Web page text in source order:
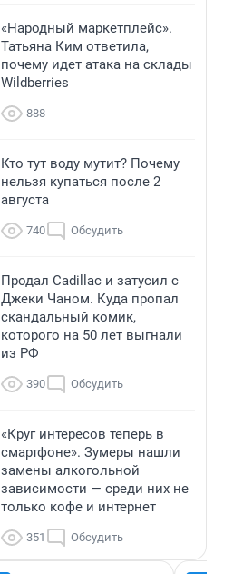
«Народный маркетплейс».
Татьяна Ким ответила,
почему идет атака на склады
Wildberries
888
Кто тут воду мутит? Почему
нельзя купаться после 2
августа
740 Обсудить
Продал Cadillac и затусил с
Джеки Чаном. Куда пропал
скандальный комик,
которого на 50 лет выгнали
из РФ
390 Обсудить
«Круг интересов теперь в
смартфоне». Зумеры нашли
замены алкогольной
зависимости — среди них не
только кофе и интернет
351 Обсудить